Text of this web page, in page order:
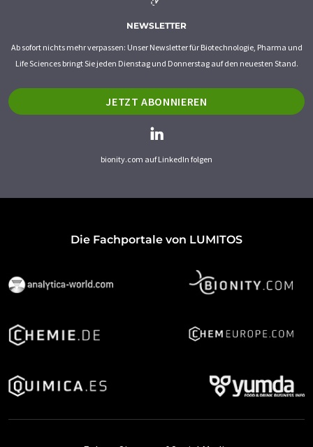
NEWSLETTER
Ab sofort nichts mehr verpassen: Unser Newsletter für Biotechnologie, Pharma und
Life Sciences bringt Sie jeden Dienstag und Donnerstag auf den neuesten Stand.
JETZT ABONNIEREN
bionity.com auf LinkedIn folgen
Die Fachportale von LUMITOS